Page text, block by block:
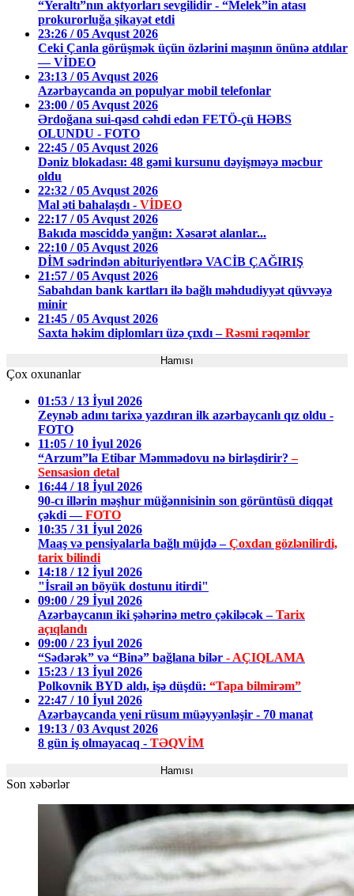
“Yeraltı”nın aktyorları sevgilidir - “Melek”in atası
prokurorluğa şikayət etdi
23:26 / 05 Avqust 2026
Ceki Çanla görüşmək üçün özlərini maşının önünə atdılar
— VİDEO
23:13 / 05 Avqust 2026
Azərbaycanda ən populyar mobil telefonlar
23:00 / 05 Avqust 2026
Ərdoğana sui-qəsd cəhdi edən FETÖ-çü HƏBS
OLUNDU - FOTO
22:45 / 05 Avqust 2026
Dəniz blokadası: 48 gəmi kursunu dəyişməyə məcbur
oldu
22:32 / 05 Avqust 2026
Mal əti bahalaşdı - VİDEO
22:17 / 05 Avqust 2026
Bakıda məsciddə yanğın: Xəsarət alanlar...
22:10 / 05 Avqust 2026
DİM sədrindən abituriyentlərə VACİB ÇAĞIRIŞ
21:57 / 05 Avqust 2026
Sabahdan bank kartları ilə bağlı məhdudiyyət qüvvəyə
minir
21:45 / 05 Avqust 2026
Saxta həkim diplomları üzə çıxdı –Rəsmi rəqəmlər
Hamısı
Çox oxunanlar
01:53 / 13 İyul 2026
Zeynəb adını tarixə yazdıran ilk azərbaycanlı qız oldu -
FOTO
11:05 / 10 İyul 2026
“Arzum”la Etibar Məmmədovu nə birləşdirir?–
Sensasion detal
16:44 / 18 İyul 2026
90-cı illərin məşhur müğənnisinin son görüntüsü diqqət
çəkdi —FOTO
10:35 / 31 İyul 2026
Maaş və pensiyalarla bağlı müjdə –Çoxdan gözlənilirdi,
tarix bilindi
14:18 / 12 İyul 2026
"İsrail ən böyük dostunu itirdi"
09:00 / 29 İyul 2026
Azərbaycanın iki şəhərinə metro çəkiləcək –Tarix
açıqlandı
09:00 / 23 İyul 2026
“Sədərək” və “Binə” bağlana bilər - AÇIQLAMA
15:23 / 13 İyul 2026
Polkovnik BYD aldı, işə düşdü: “Tapa bilmirəm”
22:47 / 10 İyul 2026
Azərbaycanda yeni rüsum müəyyənləşir - 70 manat
19:13 / 03 Avqust 2026
8 gün iş olmayacaq - TƏQVİM
Hamısı
Son xəbərlər